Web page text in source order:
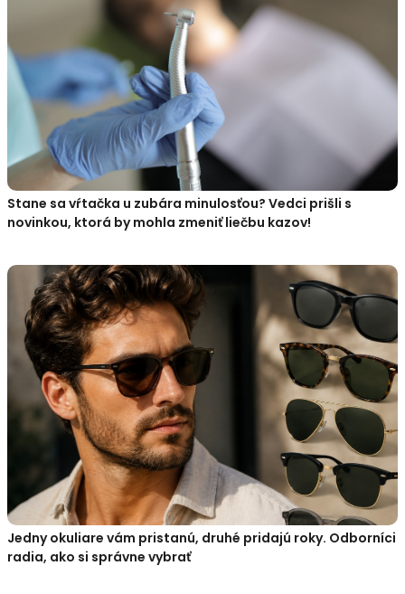
Stane sa vŕtačka u zubára minulosťou? Vedci prišli s
novinkou, ktorá by mohla zmeniť liečbu kazov!
Jedny okuliare vám pristanú, druhé pridajú roky. Odborníci
radia, ako si správne vybrať